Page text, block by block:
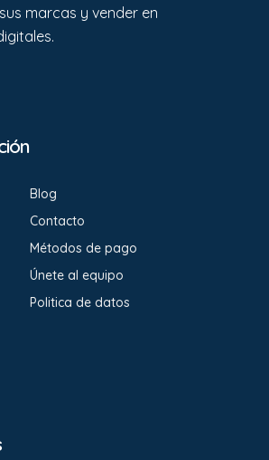
marcas y vender en
Blog
Contacto
Métodos de pago
Únete al equipo
Politica de datos